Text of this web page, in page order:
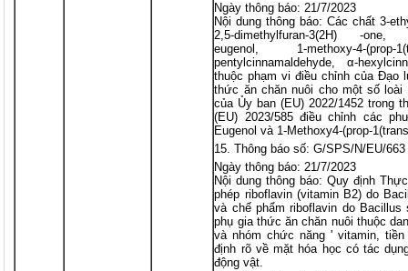
Ngày thông báo: 21/7/2023
Nội dung thông báo: Các chất 3-
2,5-dimethylfuran-3(2H) -one,
eugenol, 1-methoxy-4-
pentylcinnamaldehyde, α-
thuộc phạm vi điều chỉnh của Đạo
thức ăn chăn nuôi cho một số
của Ủy ban (EU) 2022/1452 trong
(EU) 2023/585 điều chỉnh các
Eugenol và 1-Methoxy4-(prop-
Thông báo số: G/SPS/N/EU/663
Ngày thông báo: 21/7/2023
Nội dung thông báo: Quy định
phép riboflavin (vitamin B2) do
và chế phẩm riboflavin do
phụ gia thức ăn chăn nuôi thuộc
và nhóm chức năng ' vitamin,
định rõ về mặt hóa học có tác
động vật.